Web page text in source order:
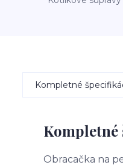
Kompletné
Kompletné
Obracačka na